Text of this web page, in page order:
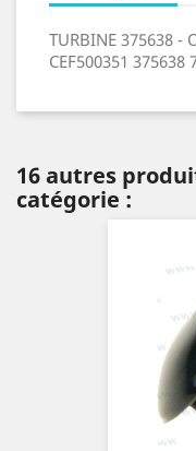
TURBINE 375638 -
CEF500351 375638
16 autres
catégorie :